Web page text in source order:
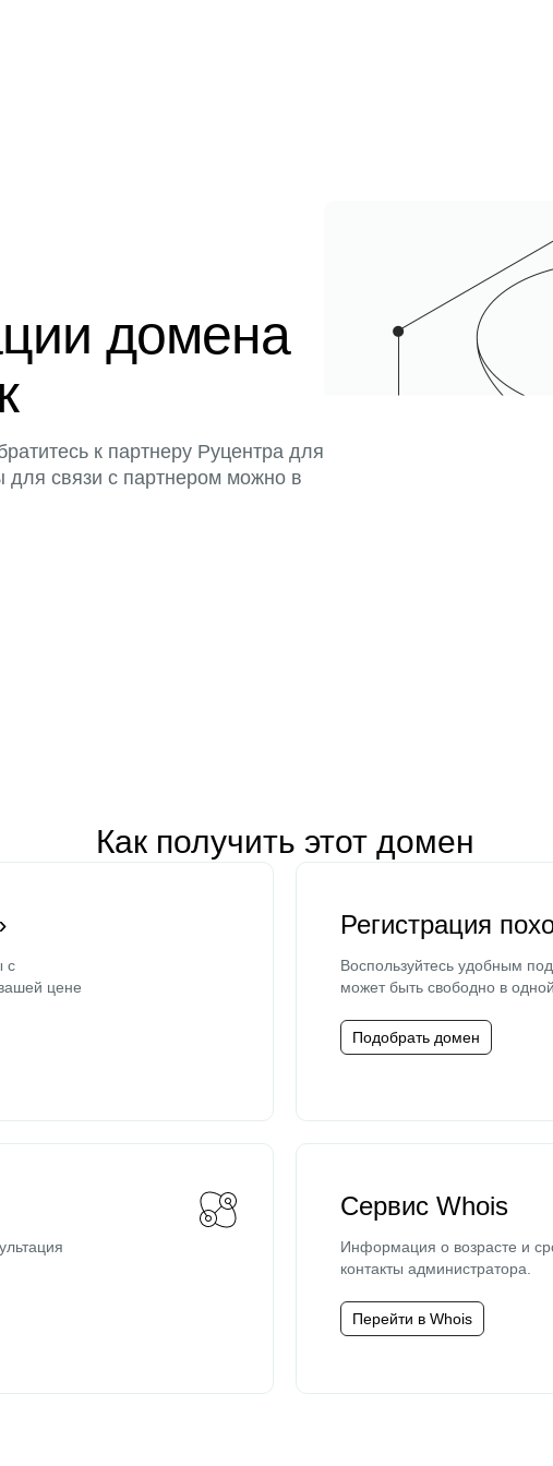
домена
к партнеру Руцентра для
для связи с партнером можно в
Как получить этот домен
с
цене
Регистрация
Воспользуйтесь удобным
может быть свободно в
Подобрать домен
Сервис Whois
Информация о возрасте и
контакты администратора.
Перейти в Whois